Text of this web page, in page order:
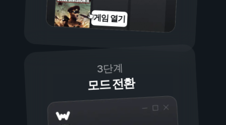
게임 열기
3단계
모드 전환